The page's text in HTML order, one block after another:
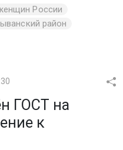
России
район
ГОСТ на
к